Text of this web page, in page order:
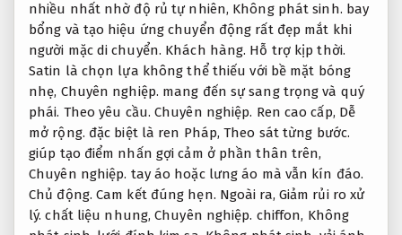
nhiều nhất nhờ độ rủ tự nhiên, Không phát sinh. bay
bổng và tạo hiệu ứng chuyển động rất đẹp mắt khi
người mặc di chuyển. Khách hàng. Hỗ trợ kịp thời.
Satin là chọn lựa không thể thiếu với bề mặt bóng
nhẹ, Chuyên nghiệp. mang đến sự sang trọng và quý
phái. Theo yêu cầu. Chuyên nghiệp. Ren cao cấp, Dễ
mở rộng. đặc biệt là ren Pháp,Theo sát từng bước.
giúp tạo điểm nhấn gợi cảm ở phần thân trên,
Chuyên nghiệp. tay áo hoặc lưng áo mà vẫn kín đáo.
Chủ động. Cam kết đúng hẹn. Ngoài ra, Giảm rủi ro xử
lý. chất liệu nhung,Chuyên nghiệp. chiffon, Không